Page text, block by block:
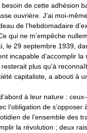
de cette adhésion
ouvrière. J’ai moi-
de l’hebdomadaire
qui ne m’empêche
le 29 septembre 1939,
incapable d’accomplir la
plus qu’à
capitaliste, a abouti à
à leur nature :
l’obligation de
de l’ensemble des
la révolution ; deux